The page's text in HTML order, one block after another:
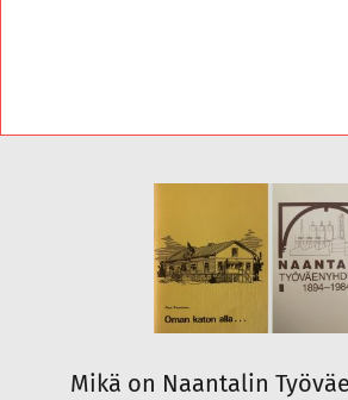
Mikä on Naantalin